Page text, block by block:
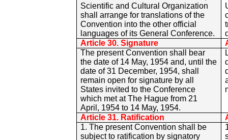
Scientific and Cultural Organization
shall arrange for translations of the
Convention into the other official
languages of its General Conference.
Article 30. Signature
The present Convention shall bear
the date of 14 May, 1954 and, until the
date of 31 December, 1954, shall
remain open for signature by all
States invited to the Conference
which met at The Hague from 21
April, 1954 to 14 May, 1954.
Article 31. Ratification
1. The present Convention shall be
subject to ratification by signatory